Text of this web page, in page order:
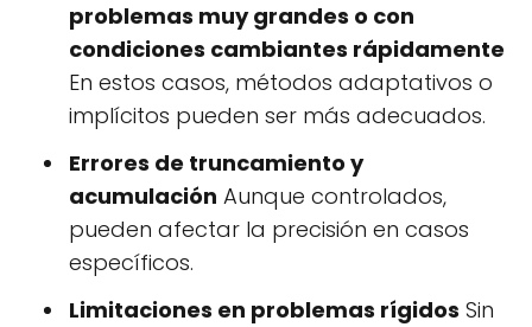
problemas muy grandes o con
condiciones cambiantes rápidamente
En estos casos, métodos adaptativos o
implícitos pueden ser más adecuados.
Errores de truncamiento y
acumulación Aunque controlados,
pueden afectar la precisión en casos
específicos.
Limitaciones en problemas rígidos Sin